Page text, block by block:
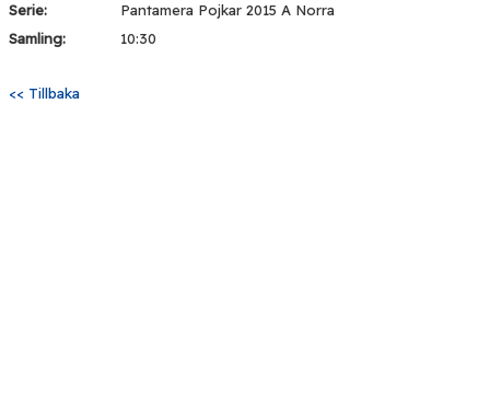
Serie:
Pantamera Pojkar 2015 A Norra
Samling:
10:30
<< Tillbaka